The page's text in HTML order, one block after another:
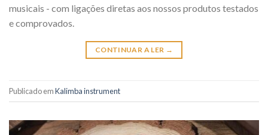
musicais - com ligações diretas aos nossos produtos testados
e comprovados.
CONTINUAR A LER →
Publicado emKalimba instrument